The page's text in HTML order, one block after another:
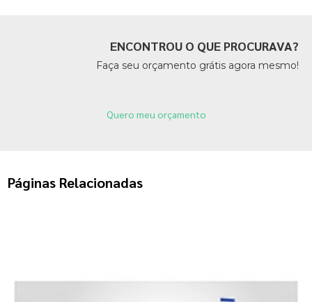
ENCONTROU O QUE PROCURAVA?
Faça seu orçamento grátis agora mesmo!
Quero meu orçamento
Páginas Relacionadas